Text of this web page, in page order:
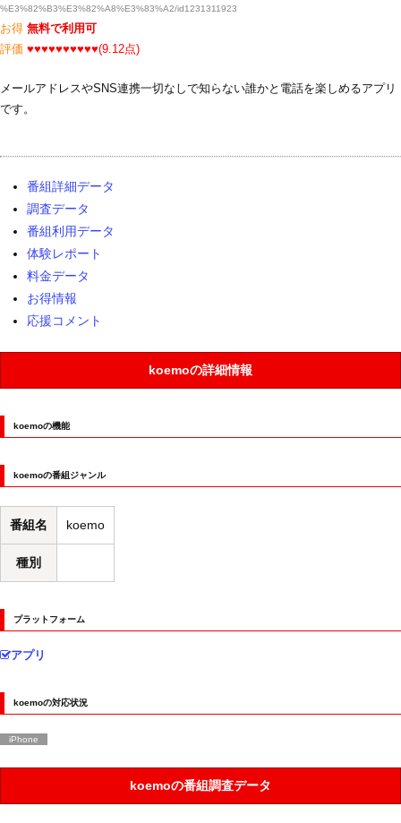
%E3%82%B3%E3%82%A8%E3%83%A2/id1231311923
お得 無料で利用可
評価 ♥♥♥♥♥♥♥♥♥♥(9.12点)
メールアドレスやSNS連携一切なしで知らない誰かと電話を楽しめるアプリ
です。
番組詳細データ
調査データ
番組利用データ
体験レポート
料金データ
お得情報
応援コメント
koemoの詳細情報
koemoの機能
koemoの番組ジャンル
番組名 koemo
種別
プラットフォーム
アプリ
koemoの対応状況
iPhone
koemoの番組調査データ